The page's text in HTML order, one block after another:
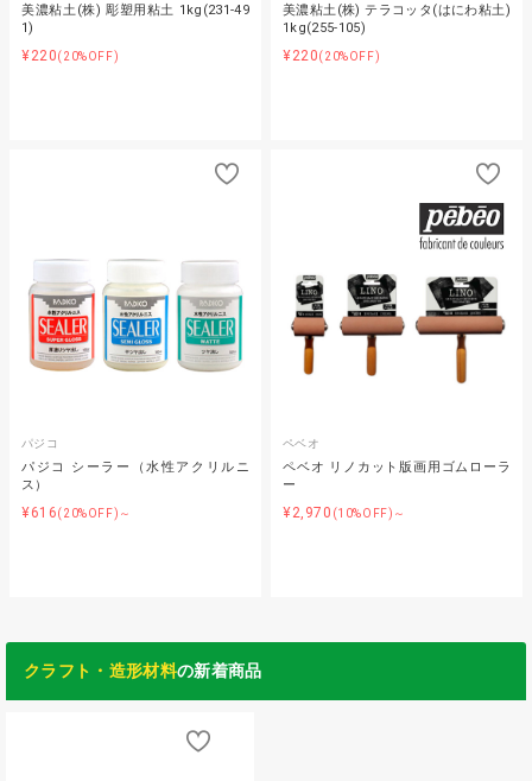
美濃粘土(株) 彫塑用粘土 1kg(231-49
1)
¥220(20%OFF)
美濃粘土(株) テラコッタ(はにわ粘土)
1kg(255-105)
¥220(20%OFF)
パジコ
パジコ シーラー（水性アクリルニ
ス）
¥616(20%OFF)～
ペベオ
ペベオ リノカット版画用ゴムローラ
ー
¥2,970 (10%OFF)～
クラフト・造形材料の新着商品